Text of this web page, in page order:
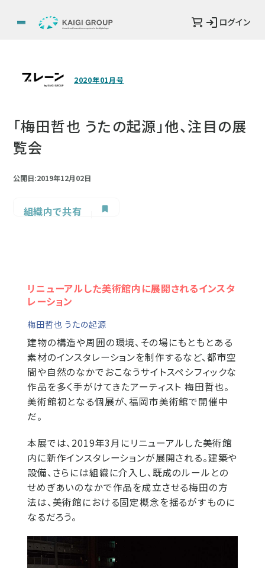
ログイン
2020年01月号
「梅田哲也 うたの起源」他、注目の展
覧会
公開日:2019年12月02日
組織内で共有
リニューアルした美術館内に展開されるインスタ
レーション
梅田哲也 うたの起源
建物の構造や周囲の環境、その場にもともとある
素材のインスタレーションを制作するなど、都市空
間や自然のなかでおこなうサイトスペシフィックな
作品を多く手がけてきたアーティスト 梅田哲也。
美術館初となる個展が、福岡市美術館で開催中
だ。
本展では、2019年3月にリニューアルした美術館
内に新作インスタレーションが展開される。建築や
設備、さらには組織に介入し、既成のルールとの
せめぎあいのなかで作品を成立させる梅田の方
法は、美術館における固定概念を揺るがすものに
なるだろう。